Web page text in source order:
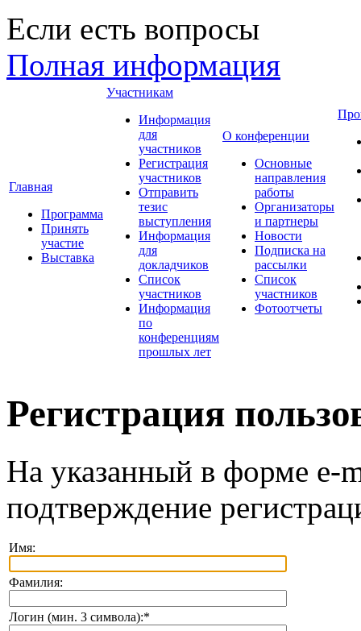
Если есть вопросы
Полная информация
Главная
Программа
Принять
участие
Выставка
Участникам
Информация
для
участников
Регистрация
участников
Отправить
тезис
выступления
Информация
для
докладчиков
Список
участников
Информация
по
конференциям
прошлых лет
О конференции
Основные
направления
работы
Организаторы
и партнеры
Новости
Подписка на
рассылки
Список
участников
Фотоотчеты
Регистрация
На указанный в форме e-
подтверждение
Имя:
Фамилия:
Логин (мин. 3 символа):*